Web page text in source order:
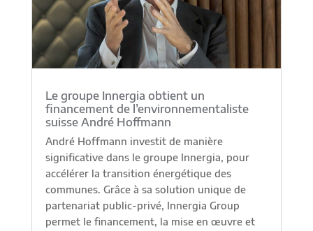
Le groupe Innergia obtient un
financement de l’environnementaliste
suisse André Hoffmann
André Hoffmann investit de manière
significative dans le groupe Innergia, pour
accélérer la transition énergétique des
communes. Grâce à sa solution unique de
partenariat public-privé, Innergia Group
permet le financement, la mise en œuvre et